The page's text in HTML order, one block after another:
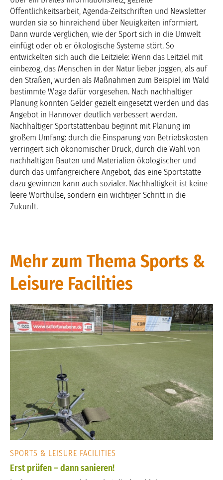
Öffentlichkeitsarbeit, Agenda-Zeitschriften und Newsletter
wurden sie so hinreichend über Neuigkeiten informiert.
Dann wurde verglichen, wie der Sport sich in die Umwelt
einfügt oder ob er ökologische Systeme stört. So
entwickelten sich auch die Leitziele: Wenn das Leitziel mit
einbezog, das Menschen in der Natur lieber joggen, als auf
den Straßen, wurden als Maßnahmen zum Beispiel im Wald
bestimmte Wege dafür vorgesehen. Nach nachhaltiger
Planung konnten Gelder gezielt eingesetzt werden und das
Angebot in Hannover deutlich verbessert werden.
Nachhaltiger Sportstättenbau beginnt mit Planung im
großem Umfang: durch die Einsparung von Betriebskosten
verringert sich ökonomischer Druck, durch die Wahl von
nachhaltigen Bauten und Materialien ökologischer und
durch das umfangreichere Angebot, das eine Sportstätte
dazu gewinnen kann auch sozialer. Nachhaltigkeit ist keine
leere Worthülse, sondern ein wichtiger Schritt in die
Zukunft.
Mehr zum Thema Sports &
Leisure Facilities
SPORTS & LEISURE FACILITIES
Erst prüfen – dann sanieren!